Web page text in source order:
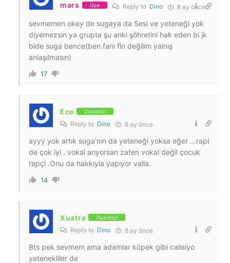
mars Üye Reply to Dino 8 ay önce
sevmemen okey de sugaya da Sesi ve yeteneği yok
diyemezsin ya grupta şu anki şöhretini hak eden bi jk
bide suga bence(ben fanı fln değilim yalnış
anlaşılmasın)
17
Ece Ziyaretçi
Reply to Dino 8 ay önce
ayyy yok artık suga’nın da yeteneği yoksa eğer …rapi
de çok iyi . vokal arıyorsan zaten vokal değil çocuk
rapçi .Onu da hakkıyla yapıyor valla.
14
Xuatra Ziyaretçi
Reply to Dino 8 ay önce
Bts pek sevmem ama adamlar köpek gibi calisiyo
yetenekliler de